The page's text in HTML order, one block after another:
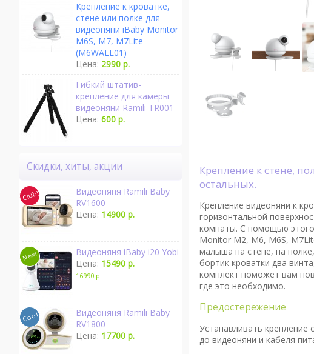
Крепление к стене, полке, бортику кроватки для видеоняни iBaby M6S, M7 Lite, M7 и всех
остальных.
Крепление видеоняни к
горизонтальной
комнаты. С помощью
Monitor M2, М6, M6S,
малыша на стене, на
бортик кроватки два
комплект поможет вам
где это необходимо.
Предостережение
Устанавливать крепление
до видеоняни и кабеля
Крепление к кроватке,
стене или полке для
видеоняни iBaby Monitor
M6S, M7, M7Lite
(M6WALL01)
Цена: 2990 р.
Гибкий штатив-
крепление для камеры
видеоняни Ramili TR001
Цена: 600 р.
Скидки, хиты, акции
Видеоняня Ramili Baby
RV1600
Цена: 14900 р.
Видеоняня iBaby i20 Yobi
Цена: 15490 р.
16990 р.
Видеоняня Ramili Baby
RV1800
Цена: 17700 р.